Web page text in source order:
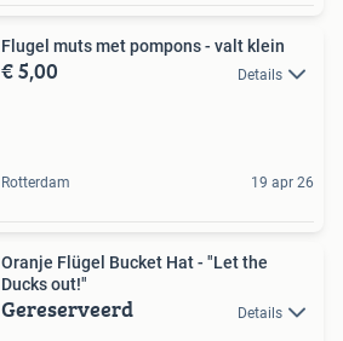
Flugel muts met pompons - valt klein
€ 5,00 Details
Rotterdam 19 apr 26
Oranje Flügel Bucket Hat - "Let the
Ducks out!"
Gereserveerd Details